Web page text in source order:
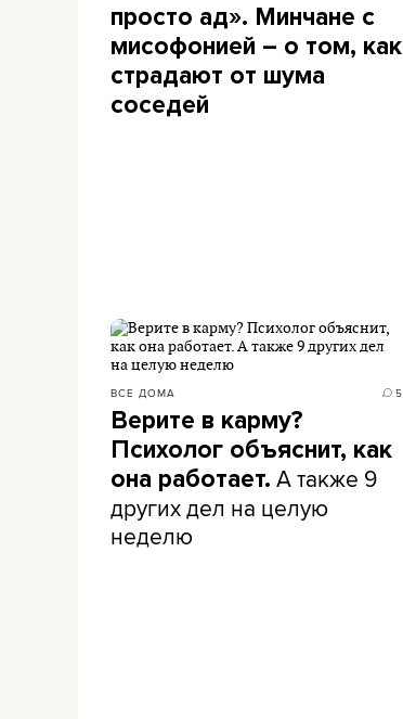
просто ад». Минчане с
мисофонией – о том, как
страдают от шума
соседей
ВСЕ ДОМА 5
Верите в карму?
Психолог объяснит, как
она работает. А также 9
других дел на целую
неделю